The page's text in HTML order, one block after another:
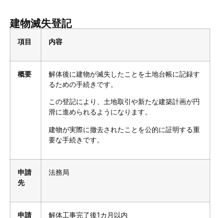
建物滅失登記
項目 内容
概要
解体後に建物が滅失したことを土地台帳に記録す
るための手続きです。
この登記により、土地取引や新たな建築計画が円
滑に進められるようになります。
建物が実際に撤去されたことを公的に証明する重
要な手続きです。
申請
先
法務局
申請
解体工事完了後1カ月以内